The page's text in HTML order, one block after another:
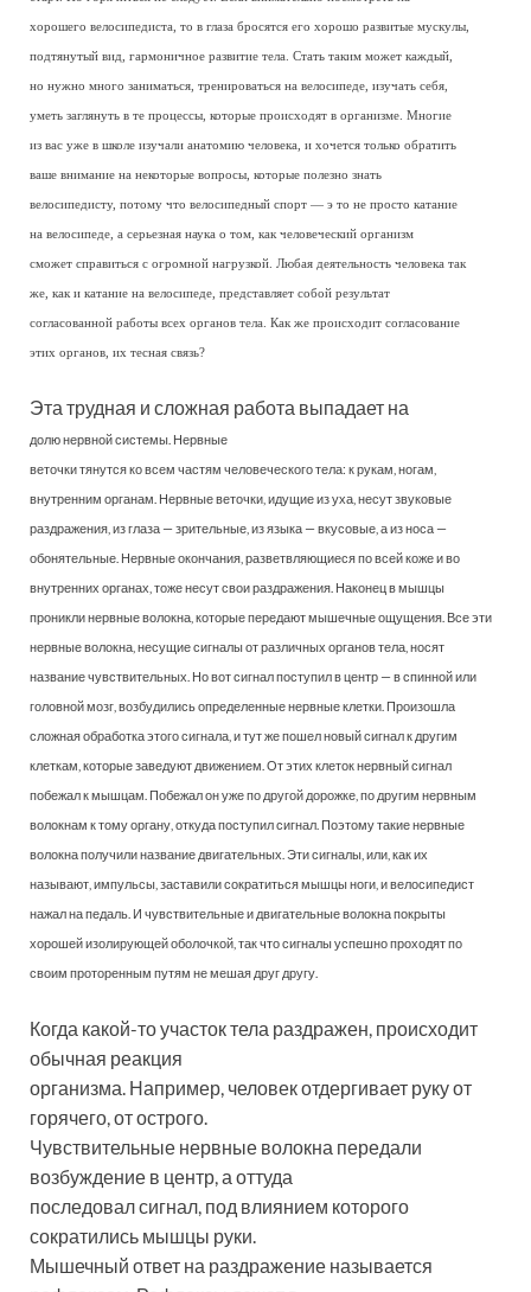
хорошего велосипедиста, то в глаза бросятся его хорошо развитые мускулы,
подтянутый вид, гармоничное развитие тела. Стать таким может каждый,
но нужно много заниматься, тренироваться на велосипеде, изучать себя,
уметь заглянуть в те процессы, которые происходят в организме. Многие
из вас уже в школе изучали анатомию человека, и хочется только обратить
ваше внимание на некоторые вопросы, которые полезно знать
велосипедисту, потому что велосипедный спорт — э то не просто катание
на велосипеде, а серьезная наука о том, как человеческий организм
сможет справиться с огромной нагрузкой. Любая деятельность человека так
же, как и катание на велосипеде, представляет собой результат
согласованной работы всех органов тела. Как же происходит согласование
этих органов, их тесная связь?
Эта трудная и сложная работа выпадает на
долю нервной системы. Нервные
веточки тянутся ко всем частям человеческого тела: к рукам, ногам,
внутренним органам. Нервные веточки, идущие из уха, несут звуковые
раздражения, из глаза — зрительные, из языка — вкусовые, а из носа —
обонятельные. Нервные окончания, разветвляющиеся по всей коже и во
внутренних органах, тоже несут свои раздражения. Наконец в мышцы
проникли нервные волокна, которые передают мышечные ощущения. Все эти
нервные волокна, несущие сигналы от различных органов тела, носят
название чувствительных. Но вот сигнал поступил в центр — в спинной или
головной мозг, возбудились определенные нервные клетки. Произошла
сложная обработка этого сигнала, и тут же пошел новый сигнал к другим
клеткам, которые заведуют движением. От этих клеток нервный сигнал
побежал к мышцам. Побежал он уже по другой дорожке, по другим нервным
волокнам к тому органу, откуда поступил сигнал. Поэтому такие нервные
волокна получили название двигательных. Эти сигналы, или, как их
называют, импульсы, заставили сократиться мышцы ноги, и велосипедист
нажал на педаль. И чувствительные и двигательные волокна покрыты
хорошей изолирующей оболочкой, так что сигналы успешно проходят по
своим проторенным путям не мешая друг другу.
Когда какой-то участок тела раздражен, происходит
обычная реакция
организма. Например, человек отдергивает руку от
горячего, от острого.
Чувствительные нервные волокна передали
возбуждение в центр, а оттуда
последовал сигнал, под влиянием которого
сократились мышцы руки.
Мышечный ответ на раздражение называется